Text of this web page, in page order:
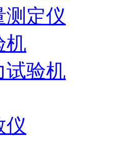
测定仪
机
试验机
仪